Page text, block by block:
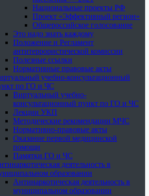
Национальные проекты РФ
Проект «Эффективный регион»
Общероссийское голосование
Это надо знать каждому
Положение и Регламент
антитеррористической комиссии
Полезные ссылки
Нормативные правовые акты
учебно-консультационный
по ГО и ЧС
Виртуальный учебно-
консультационный пункт по ГО и ЧС
Лекции УКП
Методические рекомендации МЧС
Нормативно-правовые акты
Оказание первой медицинской
помощи
Памятки ГО и ЧС
деятельность в
образовании
Антинаркотическая деятельность в
муниципальном образовании